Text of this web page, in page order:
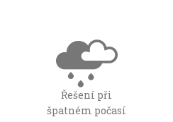
Řešení při
špatném počasí